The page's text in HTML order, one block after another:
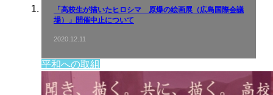
「高校生が描いたヒロシマ 原爆の絵画展（広島国際会議
場）」開催中止について
2020.12.11
平和への取組